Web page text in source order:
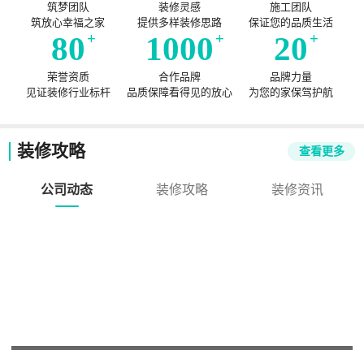
筑梦团队
筑放心幸福之家
装修灵感
提供多样装修思路
施工团队
保证您的品质生活
80 +
荣誉资质
见证装修行业标杆
1000 +
合作品牌
品质保障看得见的放心
20 +
品牌力量
为您的家保驾护航
装修攻略 查看更多
公司动态 装修攻略 装修资讯